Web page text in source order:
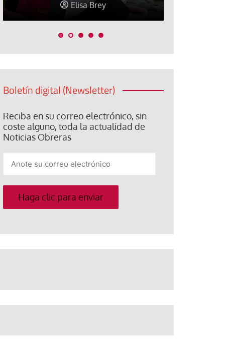
Boletín digital (Newsletter)
Reciba en su correo electrónico, sin
coste alguno, toda la actualidad de
Noticias Obreras
su
correo
electrónico
Haga clic para enviar